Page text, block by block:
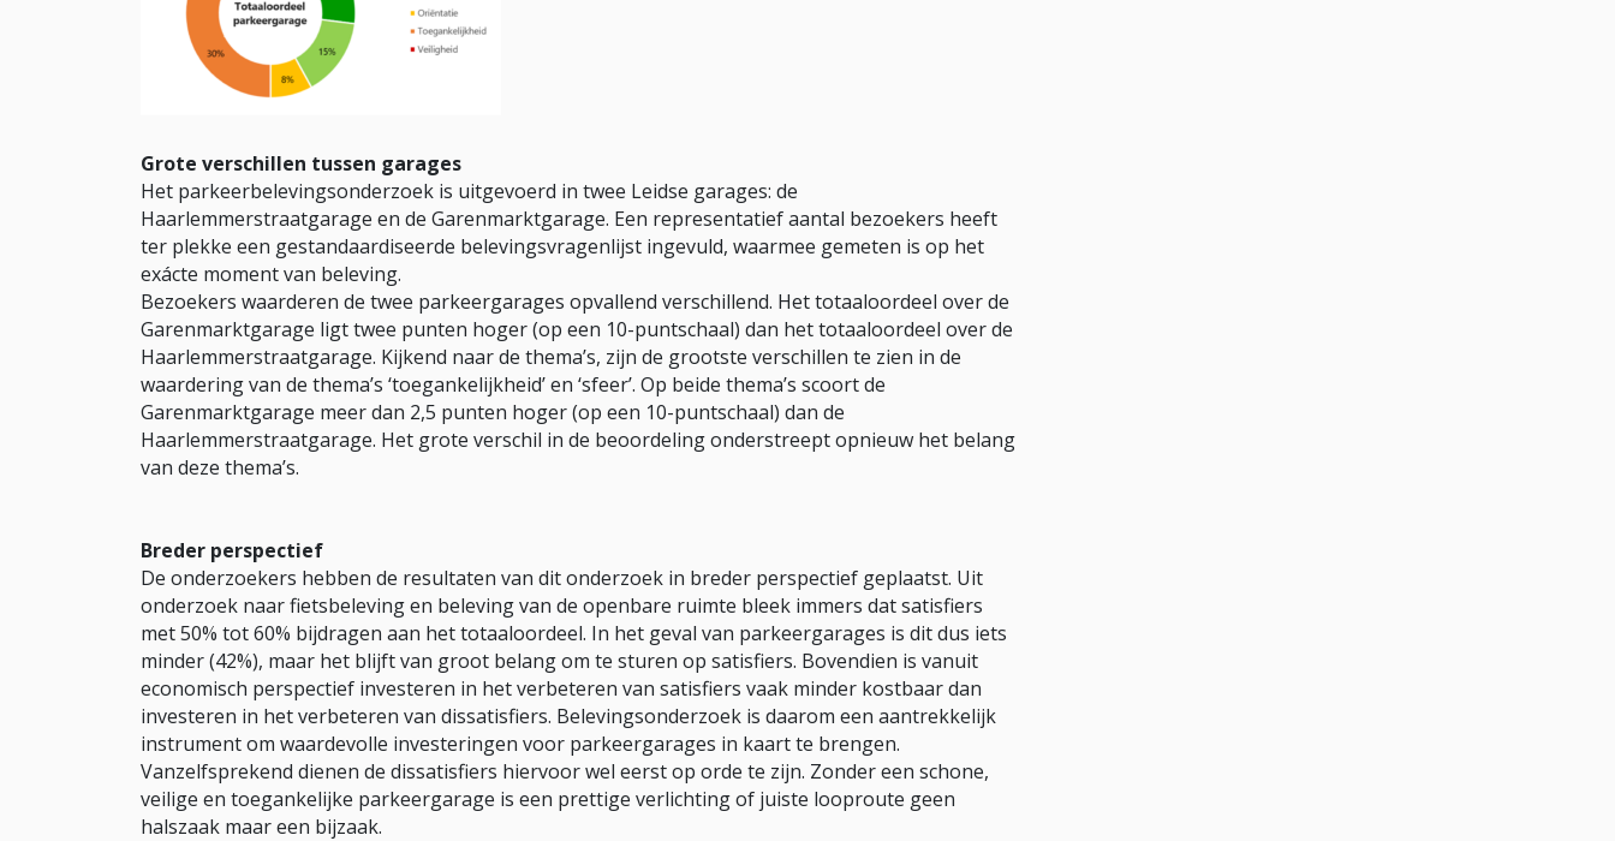
Grote verschillen tussen garages
Het parkeerbelevingsonderzoek is uitgevoerd in twee Leidse garages: de
Haarlemmerstraatgarage en de Garenmarktgarage. Een representatief aantal bezoekers heeft
ter plekke een gestandaardiseerde belevingsvragenlijst ingevuld, waarmee gemeten is op het
exácte moment van beleving.
Bezoekers waarderen de twee parkeergarages opvallend verschillend. Het totaaloordeel over de
Garenmarktgarage ligt twee punten hoger (op een 10-puntschaal) dan het totaaloordeel over de
Haarlemmerstraatgarage. Kijkend naar de thema’s, zijn de grootste verschillen te zien in de
waardering van de thema’s ‘toegankelijkheid’ en ‘sfeer’. Op beide thema’s scoort de
Garenmarktgarage meer dan 2,5 punten hoger (op een 10-puntschaal) dan de
Haarlemmerstraatgarage. Het grote verschil in de beoordeling onderstreept opnieuw het belang
van deze thema’s.
Breder perspectief
De onderzoekers hebben de resultaten van dit onderzoek in breder perspectief geplaatst. Uit
onderzoek naar fietsbeleving en beleving van de openbare ruimte bleek immers dat satisfiers
met 50% tot 60% bijdragen aan het totaaloordeel. In het geval van parkeergarages is dit dus iets
minder (42%), maar het blijft van groot belang om te sturen op satisfiers. Bovendien is vanuit
economisch perspectief investeren in het verbeteren van satisfiers vaak minder kostbaar dan
investeren in het verbeteren van dissatisfiers. Belevingsonderzoek is daarom een aantrekkelijk
instrument om waardevolle investeringen voor parkeergarages in kaart te brengen.
Vanzelfsprekend dienen de dissatisfiers hiervoor wel eerst op orde te zijn. Zonder een schone,
veilige en toegankelijke parkeergarage is een prettige verlichting of juiste looproute geen
halszaak maar een bijzaak.